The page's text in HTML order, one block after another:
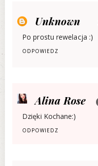
Unknown
Po prostu rewelacja :)
ODPOWIEDZ
Alina Rose
Dzięki Kochane:)
ODPOWIEDZ